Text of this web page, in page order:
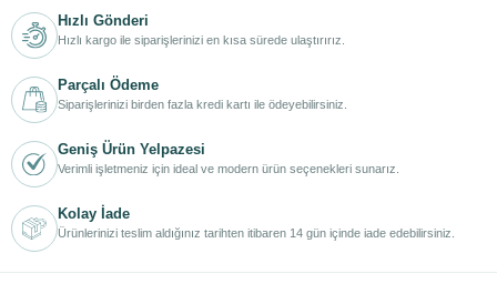
Hızlı Gönderi
Hızlı kargo ile siparişlerinizi en kısa sürede ulaştırırız.
Parçalı Ödeme
Siparişlerinizi birden fazla kredi kartı ile ödeyebilirsiniz.
Geniş Ürün Yelpazesi
Verimli işletmeniz için ideal ve modern ürün seçenekleri sunarız.
Kolay İade
Ürünlerinizi teslim aldığınız tarihten itibaren 14 gün içinde iade edebilirsiniz.